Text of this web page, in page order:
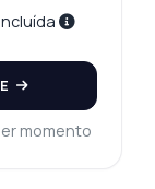
momento